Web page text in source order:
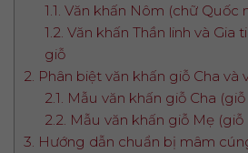
1.1. Văn khấn Nôm (chữ Quốc
1.2. Văn khấn Thần linh và
giỗ
2. Phân biệt văn khấn giỗ Cha và
2.1. Mẫu văn khấn giỗ Cha (giỗ
2.2. Mẫu văn khấn giỗ Mẹ (giỗ
3. Hướng dẫn chuẩn bị mâm